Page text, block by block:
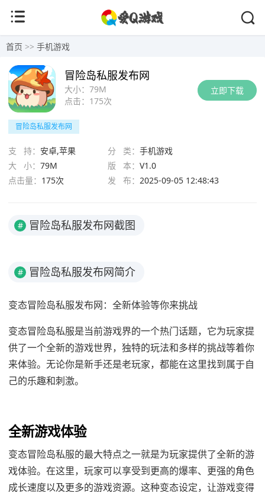
首页 >> 手机游戏
立即下载
大小： 79M
点击： 175次
冒险岛私服发布网
冒险岛私服发布网
支 持： 安卓,苹果 分 类： 手机游戏
大 小： 79M 版 本： V1.0
点击量： 175次 发 布： 2025-09-05 12:48:43
# 冒险岛私服发布网截图
# 冒险岛私服发布网简介
变态冒险岛私服发布网：全新体验等你来挑战
变态冒险岛私服是当前游戏界的一个热门话题，它为玩家提
供了一个全新的游戏世界，独特的玩法和多样的挑战等着你
来体验。无论你是新手还是老玩家，都能在这里找到属于自
己的乐趣和刺激。
全新游戏体验
变态冒险岛私服的最大特点之一就是为玩家提供了全新的游
戏体验。在这里，玩家可以享受到更高的爆率、更强的角色
成长速度以及更多的游戏资源。这种变态设定，让游戏变得